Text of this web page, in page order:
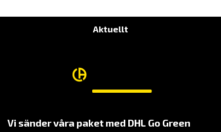
Aktuellt
Vi sänder våra paket med DHL Go Green